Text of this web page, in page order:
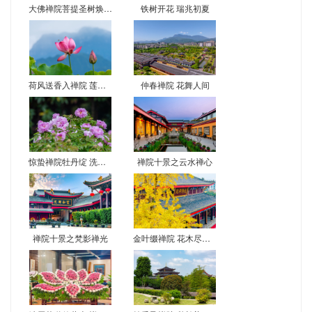
大佛禅院菩提圣树焕新彩 尼泊尔移栽二十载现金叶奇观 铁树开花 瑞兆初夏
荷风送香入禅院 莲花初绽映佛光 仲春禅院 花舞人间
惊蛰禅院牡丹绽 洗心赏景正当时 禅院十景之云水禅心
禅院十景之梵影禅光 金叶缀禅院 花木尽梵音